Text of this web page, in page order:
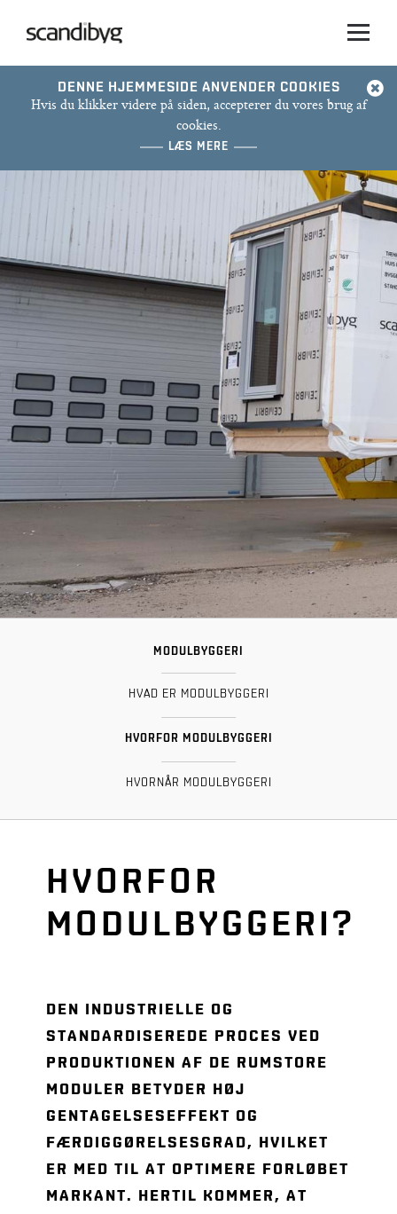
DENNE HJEMMESIDE ANVENDER COOKIES
Hvis du klikker videre på siden, accepterer du vores brug af
cookies.
LÆS MERE
HVORFOR
MODULBYGGERI
MODULBYGGERI
HVAD ER MODULBYGGERI
HVORFOR MODULBYGGERI
HVORNÅR MODULBYGGERI
HVORFOR
MODULBYGGERI?
DEN INDUSTRIELLE OG
STANDARDISEREDE PROCES VED
PRODUKTIONEN AF DE RUMSTORE
MODULER BETYDER HØJ
GENTAGELSESEFFEKT OG
FÆRDIGGØRELSESGRAD, HVILKET
ER MED TIL AT OPTIMERE FORLØBET
MARKANT. HERTIL KOMMER, AT